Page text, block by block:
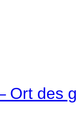
Ort des